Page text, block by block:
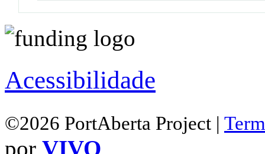
Acessibilidade
©2026 PortAberta Project |
por VIVO